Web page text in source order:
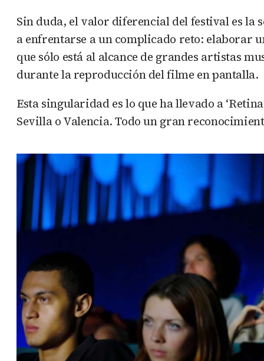
Sin duda, el valor diferencial del festival es la
a enfrentarse a un complicado reto: elaborar
que sólo está al alcance de grandes artistas
durante la reproducción del filme en pantalla.
Esta singularidad es lo que ha llevado a
Sevilla o Valencia. Todo un gran